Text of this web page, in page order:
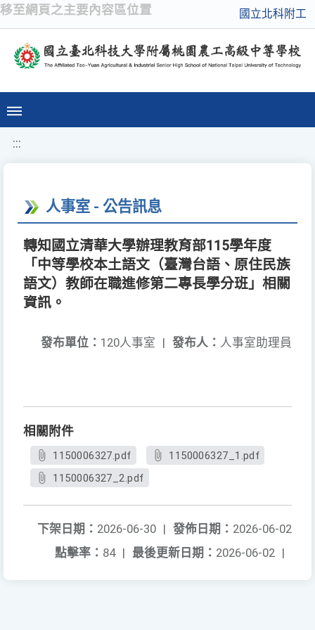
移至網頁之主要內容區位置 國立北科附工
:::
人事室 - 公告訊息
轉知國立清華大學辦理教育部115學年度
「中等學校本土語文（臺灣台語、原住民族
語文）教師在職進修第二專長學分班」相關
資訊。
發布人： 人事室助理員
發布單位： 120人事室 |
相關附件
1150006327.pdf
1150006327_1.pdf
1150006327_2.pdf
發佈日期： 2026-06-02
下架日期： 2026-06-30 |
最後更新日期： 2026-06-02 |
點擊率： 84 |